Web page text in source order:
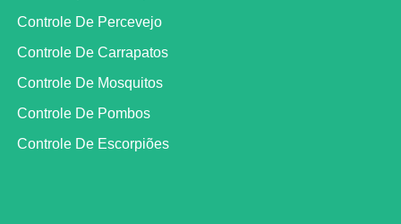
Controle De Percevejo
Controle De Carrapatos
Controle De Mosquitos
Controle De Pombos
Controle De Escorpiões